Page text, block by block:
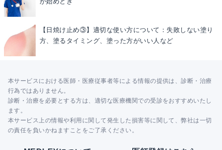
【日焼け止め③】適切な使い方について：失敗しない塗り
方、塗るタイミング、塗った方がいい人など
本サービスにおける医師・医療従事者等による情報の提供は、診断・治療
行為ではありません。
診断・治療を必要とする方は、適切な医療機関での受診をおすすめいたし
ます。
本サービス上の情報や利用に関して発生した損害等に関して、弊社は一切
の責任を負いかねますことをご了承ください。